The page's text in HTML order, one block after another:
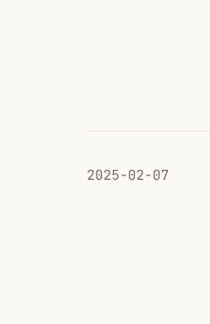
2025-02-07